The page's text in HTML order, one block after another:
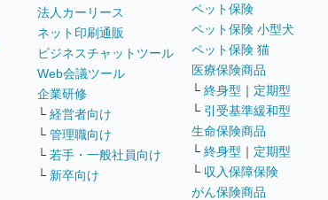
法人カーリース
ネット印刷通販
ビジネスチャットツール
Web会議ツール
企業研修
└ 経営者向け
└ 管理職向け
└ 若手・一般社員向け
└ 新卒向け
ペット保険
ペット保険 小型犬
ペット保険 猫
医療保険商品
└ 終身型 ｜ 定期型
└ 引受基準緩和型
生命保険商品
└ 終身型 ｜ 定期型
└ 収入保障保険
がん保険商品